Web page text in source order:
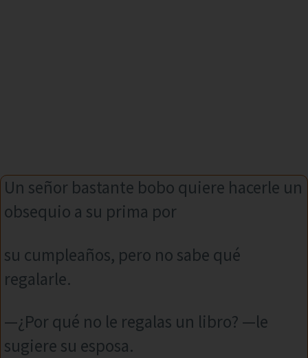
Un señor bastante bobo quiere hacerle un
obsequio a su prima por
su cumpleaños, pero no sabe qué
regalarle.
—¿Por qué no le regalas un libro? —le
sugiere su esposa.